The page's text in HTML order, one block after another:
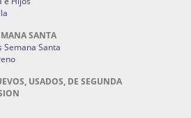
SANTA
Semana Santa
USADOS, DE SEGUNDA